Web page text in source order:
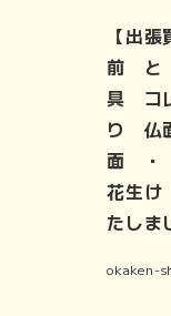
【出
前 と
具 コ
り
面
花生
たし
okaken-